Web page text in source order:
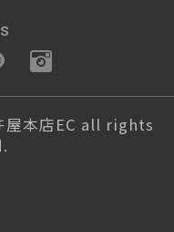
本店EC all rights